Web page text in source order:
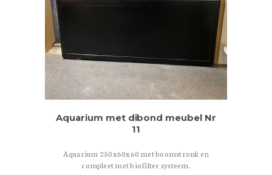
Aquarium met dibond meubel Nr
11
Aquarium 250x60x60 met boomstronk en
compleet met biofilter systeem.